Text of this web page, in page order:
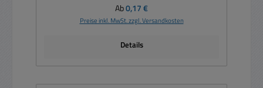
Regulärer Preis:
Ab0,17 €
Preise inkl. MwSt. zzgl. Versandkosten
Details